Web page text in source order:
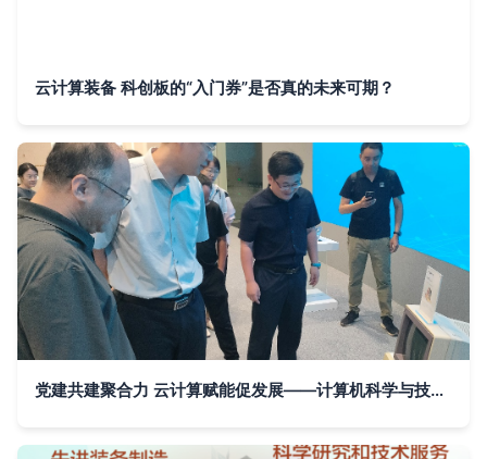
云计算装备 科创板的“入门券”是否真的未来可期？
党建共建聚合力 云计算赋能促发展——计算机科学与技术学院教工党支部与济南浪潮数据技术第一党支部签约共建